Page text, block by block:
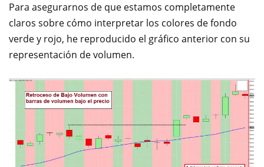
Para asegurarnos de que estamos completamente
claros sobre cómo interpretar los colores de fondo
verde y rojo, he reproducido el gráfico anterior con su
representación de volumen.